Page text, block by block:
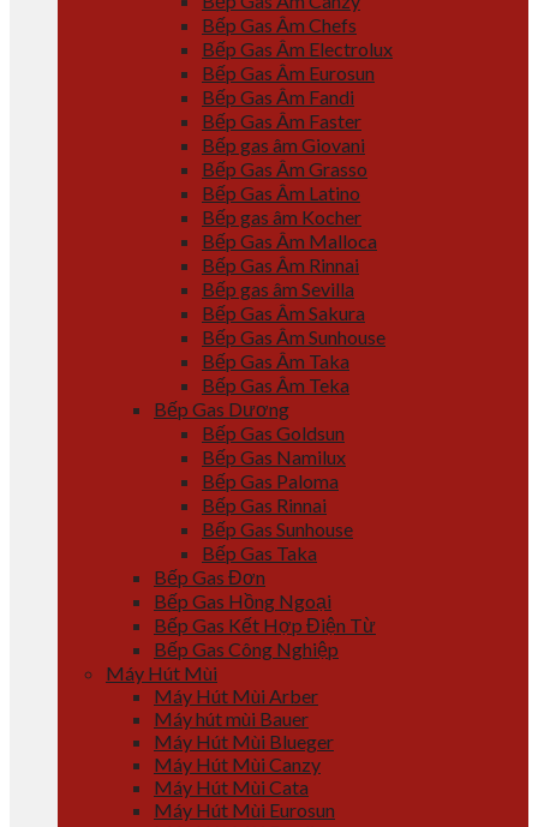
Bếp Gas Âm Chefs
Bếp Gas Âm Electrolux
Bếp Gas Âm Eurosun
Bếp Gas Âm Fandi
Bếp Gas Âm Faster
Bếp gas âm Giovani
Bếp Gas Âm Grasso
Bếp Gas Âm Latino
Bếp gas âm Kocher
Bếp Gas Âm Malloca
Bếp Gas Âm Rinnai
Bếp gas âm Sevilla
Bếp Gas Âm Sakura
Bếp Gas Âm Sunhouse
Bếp Gas Âm Taka
Bếp Gas Âm Teka
Bếp Gas Dương
Bếp Gas Goldsun
Bếp Gas Namilux
Bếp Gas Paloma
Bếp Gas Rinnai
Bếp Gas Sunhouse
Bếp Gas Taka
Bếp Gas Đơn
Bếp Gas Hồng Ngoại
Bếp Gas Kết Hợp Điện Từ
Bếp Gas Công Nghiệp
Máy Hút Mùi
Máy Hút Mùi Arber
Máy hút mùi Bauer
Máy Hút Mùi Blueger
Máy Hút Mùi Canzy
Máy Hút Mùi Cata
Máy Hút Mùi Eurosun